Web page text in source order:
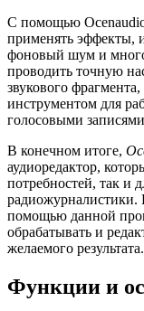
С помощью Ocenaudio
применять эффекты,
фоновый шум и
проводить точную
звукового
инструментом для
голосовыми
В конечном итоге,
аудиоредактор,
потребностей, так и
радиожурналистики.
помощью данной
обрабатывать и
желаемого результата.
Функции и